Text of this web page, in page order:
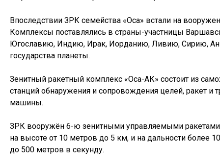
Впоследствии ЗРК семейства «Оса» встали на
Комплексы поставлялись в страны-участницы
Югославию, Индию, Ирак, Иорданию, Ливию, Сирию,
государства планеты.
Зенитный ракетный комплекс «Оса-АК» состоит из
станций обнаружения и сопровождения целей, ракет и
машины.
ЗРК вооружён 6-ю зенитными управляемыми
на высоте от 10 метров до 5 км, и на дальности более
до 500 метров в секунду.